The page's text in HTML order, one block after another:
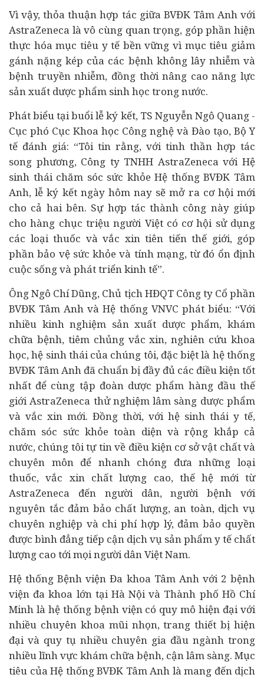
Vì vậy, thỏa thuận hợp tác giữa BVĐK Tâm Anh với
AstraZeneca là vô cùng quan trọng, góp phần hiện
thực hóa mục tiêu y tế bền vững vì mục tiêu giảm
gánh nặng kép của các bệnh không lây nhiễm và
bệnh truyền nhiễm, đồng thời nâng cao năng lực
sản xuất dược phẩm sinh học trong nước.
Phát biểu tại buổi lễ ký kết, TS Nguyễn Ngô Quang -
Cục phó Cục Khoa học Công nghệ và Đào tạo, Bộ Y
tế đánh giá: “Tôi tin rằng, với tinh thần hợp tác
song phương, Công ty TNHH AstraZeneca với Hệ
sinh thái chăm sóc sức khỏe Hệ thống BVĐK Tâm
Anh, lễ ký kết ngày hôm nay sẽ mở ra cơ hội mới
cho cả hai bên. Sự hợp tác thành công này giúp
cho hàng chục triệu người Việt có cơ hội sử dụng
các loại thuốc và vắc xin tiên tiến thế giới, góp
phần bảo vệ sức khỏe và tính mạng, từ đó ổn định
cuộc sống và phát triển kinh tế”.
Ông Ngô Chí Dũng, Chủ tịch HĐQT Công ty Cổ phần
BVĐK Tâm Anh và Hệ thống VNVC phát biểu: “Với
nhiều kinh nghiệm sản xuất dược phẩm, khám
chữa bệnh, tiêm chủng vắc xin, nghiên cứu khoa
học, hệ sinh thái của chúng tôi, đặc biệt là hệ thống
BVĐK Tâm Anh đã chuẩn bị đầy đủ các điều kiện tốt
nhất để cùng tập đoàn dược phẩm hàng đầu thế
giới AstraZeneca thử nghiệm lâm sàng dược phẩm
và vắc xin mới. Đồng thời, với hệ sinh thái y tế,
chăm sóc sức khỏe toàn diện và rộng khắp cả
nước, chúng tôi tự tin về điều kiện cơ sở vật chất và
chuyên môn để nhanh chóng đưa những loại
thuốc, vắc xin chất lượng cao, thế hệ mới từ
AstraZeneca đến người dân, người bệnh với
nguyên tắc đảm bảo chất lượng, an toàn, dịch vụ
chuyên nghiệp và chi phí hợp lý, đảm bảo quyền
được bình đẳng tiếp cận dịch vụ sản phẩm y tế chất
lượng cao tới mọi người dân Việt Nam.
Hệ thống Bệnh viện Đa khoa Tâm Anh với 2 bệnh
viện đa khoa lớn tại Hà Nội và Thành phố Hồ Chí
Minh là hệ thống bệnh viện có quy mô hiện đại với
nhiều chuyên khoa mũi nhọn, trang thiết bị hiện
đại và quy tụ nhiều chuyên gia đầu ngành trong
nhiều lĩnh vực khám chữa bệnh, cận lâm sàng. Mục
tiêu của Hệ thống BVĐK Tâm Anh là mang đến dịch